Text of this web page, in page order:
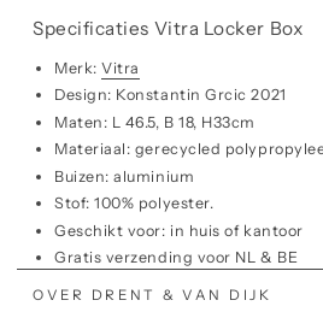
Specificaties Vitra Locker Box
Merk:Vitra
Design: Konstantin Grcic 2021
Maten: L 46.5, B 18, H33cm
Materiaal: gerecycled
Buizen: aluminium
Stof: 100% polyester.
Geschikt voor: in huis of kantoor
Gratis verzending voor NL & BE
Locker Box
OVER DRENT & VAN DIJK